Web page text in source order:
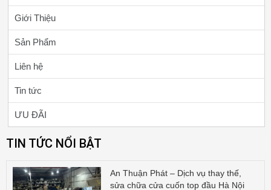
Giới Thiệu
Sản Phẩm
Liên hệ
Tin tức
ƯU ĐÃI
TIN TỨC NỔI BẬT
An Thuận Phát – Dịch vụ thay thế,
sửa chữa cửa cuốn top đầu Hà Nội